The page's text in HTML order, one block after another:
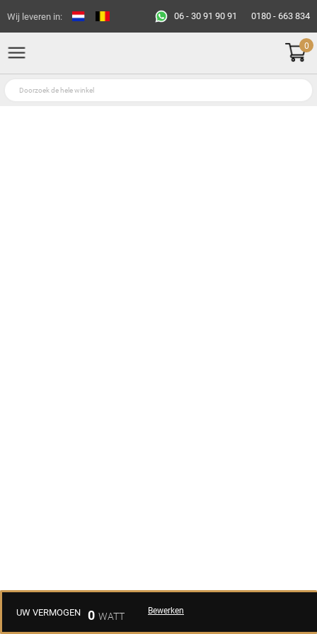
Wij leveren in: 06 - 30 91 90 91 0180 - 663 834
0
UW VERMOGEN 0 Bewerken